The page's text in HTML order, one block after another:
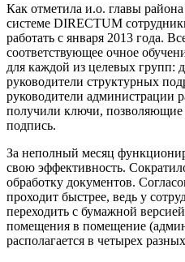
Как отметила и.о. главы района
системе DIRECTUM
работать с января 2013 года.
соответствующее очное
для каждой из целевых групп:
руководители структурных
руководители администрации
получили ключи, позволяющие
подпись.
За неполный месяц
свою эффективность.
обработку документов.
проходит быстрее, ведь у
переходить с бумажной
помещения в помещение
располагается в четырех